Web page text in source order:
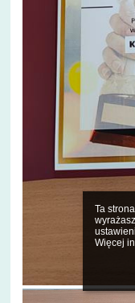
Ta
Więcej